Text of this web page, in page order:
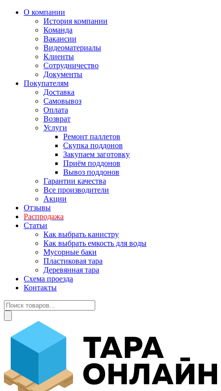
О компании
История компании
Команда
Вакансии
Видеоматериалы
Клиенты
Сотрудничество
Документы
Покупателям
Доставка
Самовывоз
Оплата
Возврат
Услуги
Ремонт паллетов
Скупка поддонов
Закупаем заготовку
Приём поддонов
Вывоз поддонов
Гарантии качества
Все производители
Акции
Отзывы
Распродажа
Статьи
Как выбрать канистру
Как выбрать емкость для воды
Мусорные баки
Пластиковая тара
Деревянная тара
Схема проезда
Контакты
Поиск
товаров